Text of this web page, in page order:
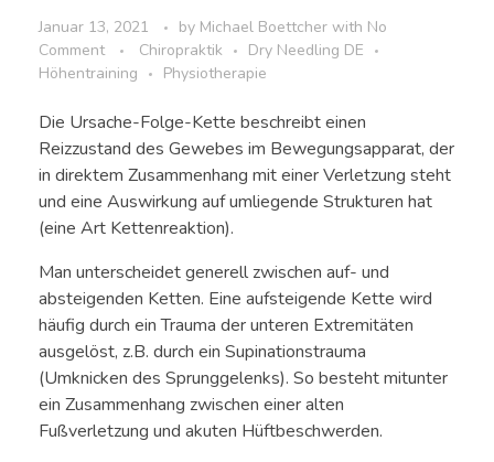
Januar 13, 2021 by Michael Boettcher with No
Comment
Chiropraktik
Dry Needling DE
Höhentraining
Physiotherapie
Die Ursache-Folge-Kette beschreibt einen
Reizzustand des Gewebes im Bewegungsapparat, der
in direktem Zusammenhang mit einer Verletzung steht
und eine Auswirkung auf umliegende Strukturen hat
(eine Art Kettenreaktion).
Man unterscheidet generell zwischen auf- und
absteigenden Ketten. Eine aufsteigende Kette wird
häufig durch ein Trauma der unteren Extremitäten
ausgelöst, z.B. durch ein Supinationstrauma
(Umknicken des Sprunggelenks). So besteht mitunter
ein Zusammenhang zwischen einer alten
Fußverletzung und akuten Hüftbeschwerden.